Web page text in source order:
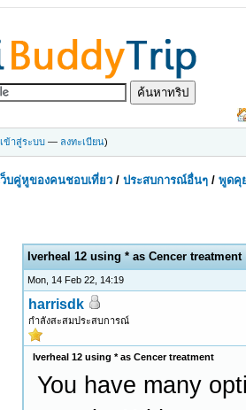
เข้าสู่ระบบ — ลงทะเบียน)
บคู่หูของคนชอบเที่ยว /ประสบการณ์อื่นๆ /พูดคุ
Iverheal 12 using * as Cencer treatment
Mon, 14 Feb 22, 14:19
harrisdk
กำลังสะสมประสบการณ์
Iverheal 12 using * as Cencer treatment
You have many